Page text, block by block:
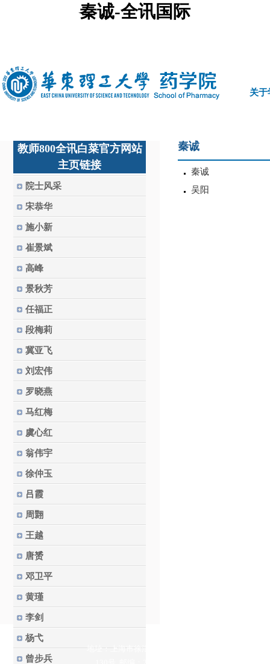
秦诚-全讯国际
关于
教师800全讯白菜官方网站
主页链接
院士风采
宋恭华
施小新
崔景斌
高峰
景秋芳
任福正
段梅莉
冀亚飞
刘宏伟
罗晓燕
马红梅
虞心红
翁伟宇
徐仲玉
吕霞
周翾
王越
唐赟
邓卫平
黄瑾
李剑
杨弋
曾步兵
秦诚
秦诚
吴阳
地址：上海市徐汇区梅陇路